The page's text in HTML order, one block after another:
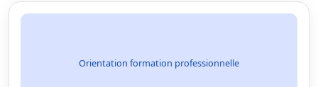
Orientation formation professionnelle